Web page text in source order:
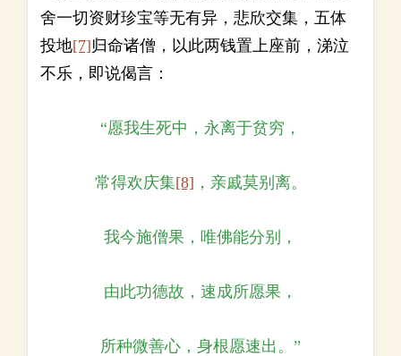
舍一切资财珍宝等无有异，悲欣交集，五体
投地[7]归命诸僧，以此两钱置上座前，涕泣
不乐，即说偈言：
“愿我生死中，永离于贫穷，
常得欢庆集[8] ，亲戚莫别离。
我今施僧果，唯佛能分别，
由此功德故，速成所愿果，
所种微善心，身根愿速出。”